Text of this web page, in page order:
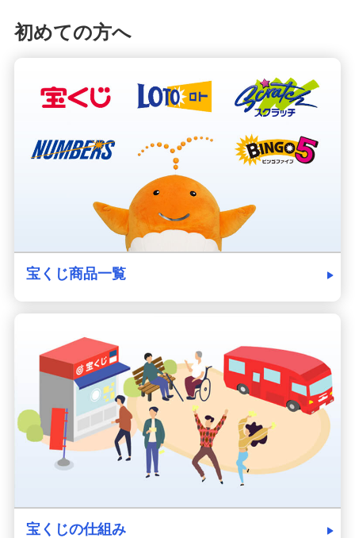
初めての方へ
宝くじ商品一覧
宝くじの仕組み